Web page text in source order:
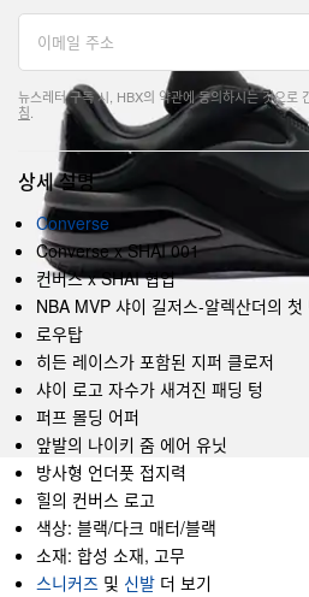
뉴스레터 구독 시, HBX의 약관에 동의하시는 것으로
침
상세 설명
Converse
Converse x SHAI 001
컨버스 x SHAI 협업
NBA MVP 샤이 길저스-알렉산더의
로우탑
히든 레이스가 포함된 지퍼 클로저
샤이 로고 자수가 새겨진 패딩 텅
퍼프 몰딩 어퍼
앞발의 나이키 줌 에어 유닛
방사형 언더풋 접지력
힐의 컨버스 로고
색상: 블랙/다크 매터/블랙
소재: 합성 소재, 고무
스니커즈 및 신발 더 보기